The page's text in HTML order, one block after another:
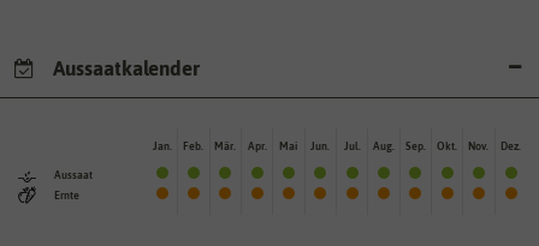
Aussaatkalender
Aussaat
Ernte
Jan. Feb. Mär. Apr. Mai Jun. Jul. Aug. Sep. Okt. Nov. Dez.